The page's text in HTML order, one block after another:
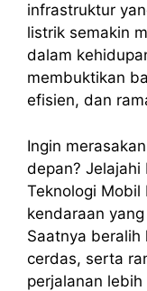
infrastruktur
listrik semakin
dalam
membuktikan
efisien, dan
Ingin
depan? Jelajahi
Teknologi Mobil
kendaraan
Saatnya beralih
cerdas, serta
perjalanan